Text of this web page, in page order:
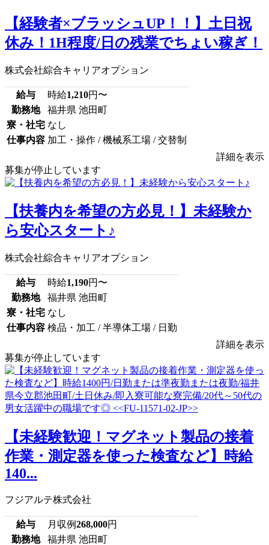
【経験者×ブラッシュUP！！】土日祝
休み！1H程度/日の残業でちょい稼ぎ！
株式会社綜合キャリアオプション
給与 時給1,210円〜
勤務地
福井県 池田町
寮・社宅 なし
仕事内容 加工・操作 / 機械系工場 / 交替制
詳細を表示
募集が停止しています
【扶養内を希望の方必見！】未経験か
ら安心スタート♪
株式会社綜合キャリアオプション
給与 時給1,190円〜
勤務地
福井県 池田町
寮・社宅 なし
仕事内容 検品・加工 / 半導体工場 / 日勤
詳細を表示
募集が停止しています
【未経験歓迎！マグネット製品の接着
作業・測定器を使った検査など】時給
140...
フジアルテ株式会社
給与 月収例268,000円
勤務地
福井県 池田町